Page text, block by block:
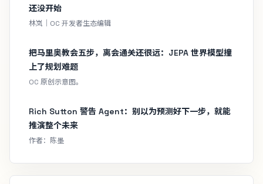
还没开始
林岚｜OC 开发者生态编辑
把马里奥教会五步，离会通关还很远：JEPA 世界模型撞
上了规划难题
OC 原创示意图。
Rich Sutton 警告 Agent：别以为预测好下一步，就能
推演整个未来
作者：陈墨